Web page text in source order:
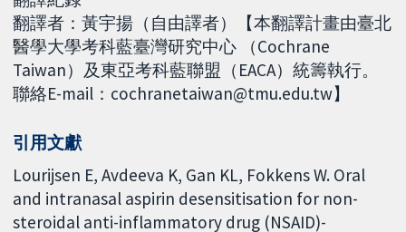
翻譯者：黃宇揚（自由譯者）【本翻譯計畫由臺北
醫學大學考科藍臺灣研究中心 （Cochrane
Taiwan）及東亞考科藍聯盟（EACA）統籌執行。
聯絡E-mail：cochranetaiwan@tmu.edu.tw】
引用文獻
Lourijsen E, Avdeeva K, Gan KL, Fokkens W. Oral
and intranasal aspirin desensitisation for non-
steroidal anti-inflammatory drug (NSAID)-